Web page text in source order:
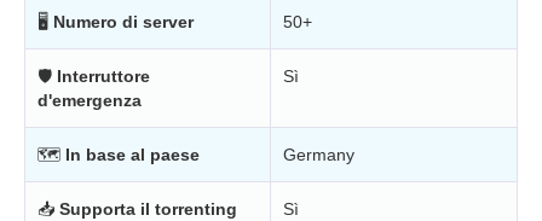
🖥 Numero di server 50+
🛡 Interruttore
d'emergenza
Sì
🗺 In base al paese Germany
📥 Supporta il torrenting Sì